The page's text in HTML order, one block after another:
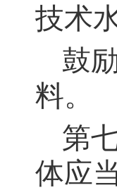
技术
鼓
料。
第
体应